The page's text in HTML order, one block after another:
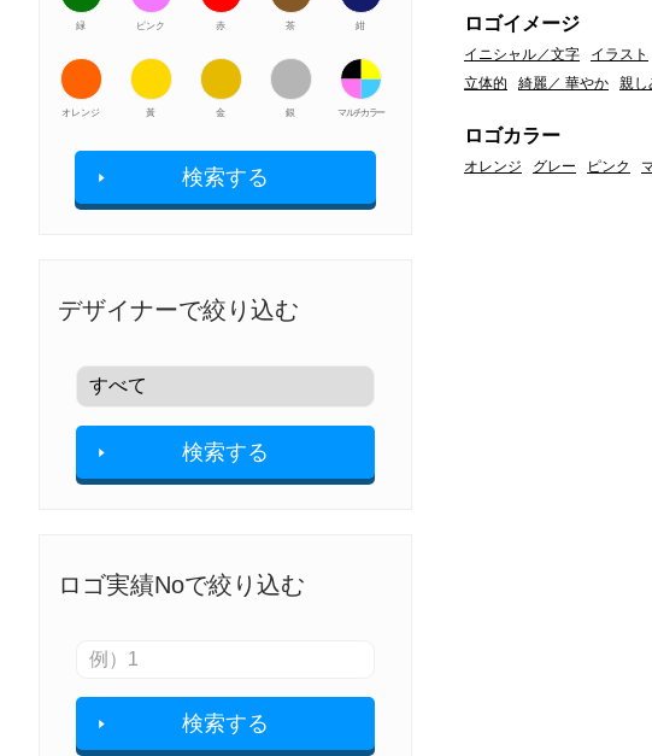
緑 ピンク 赤 茶 紺
オレンジ 黃 金 銀 マルチカラー
検索する
デザイナーで絞り込む
検索する
ロゴ実績Noで絞り込む
検索する
ロゴイメージ
イニシャル／文字 イラスト
立体的
綺麗／ 華やか 親し
ロゴカラー
オレンジ グレー ピンク